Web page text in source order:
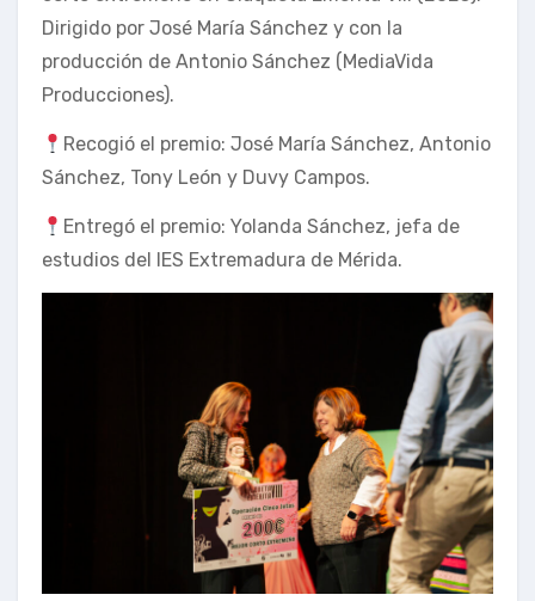
Dirigido por José María Sánchez y con la
producción de Antonio Sánchez (MediaVida
Producciones).
Recogió el premio: José María Sánchez, Antonio
Sánchez, Tony León y Duvy Campos.
Entregó el premio: Yolanda Sánchez, jefa de
estudios del IES Extremadura de Mérida.